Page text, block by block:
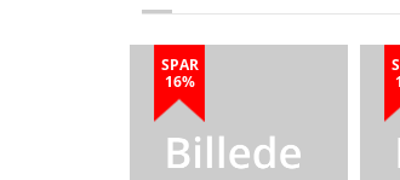
SPAR
16%